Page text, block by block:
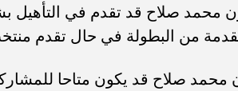
محمد صلاح قد تقدم في التأهيل
من البطولة في حال تقدم